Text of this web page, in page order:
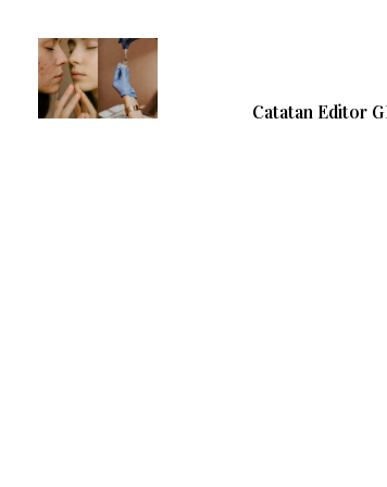
Catatan Editor